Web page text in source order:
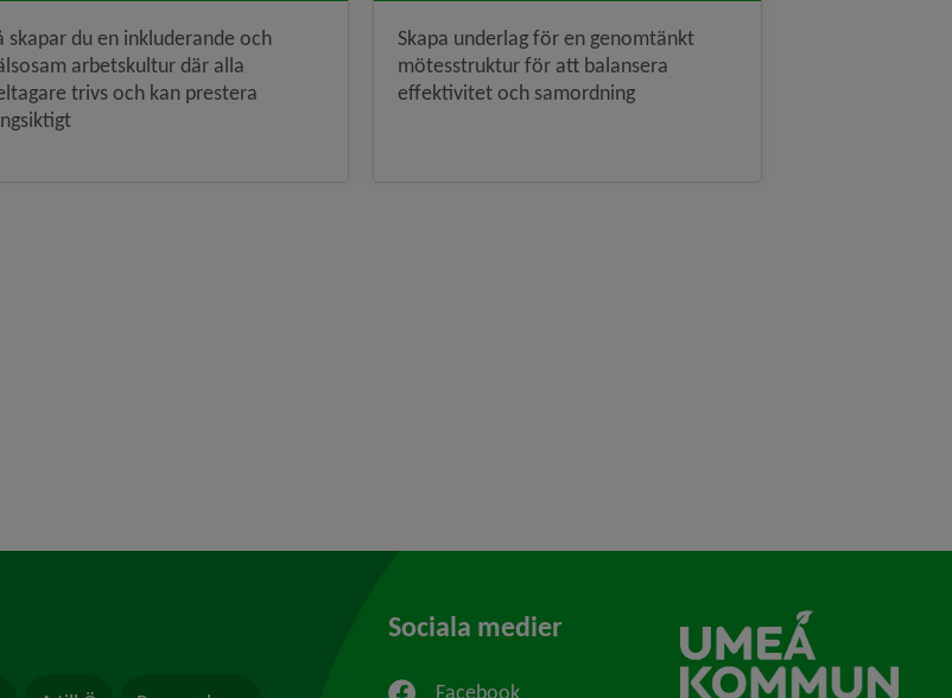
skapar du en inkluderande och
arbetskultur där alla
trivs och kan prestera
Skapa underlag för en genomtänkt
mötesstruktur för att balansera
effektivitet och samordning
Sociala medier
Facebook